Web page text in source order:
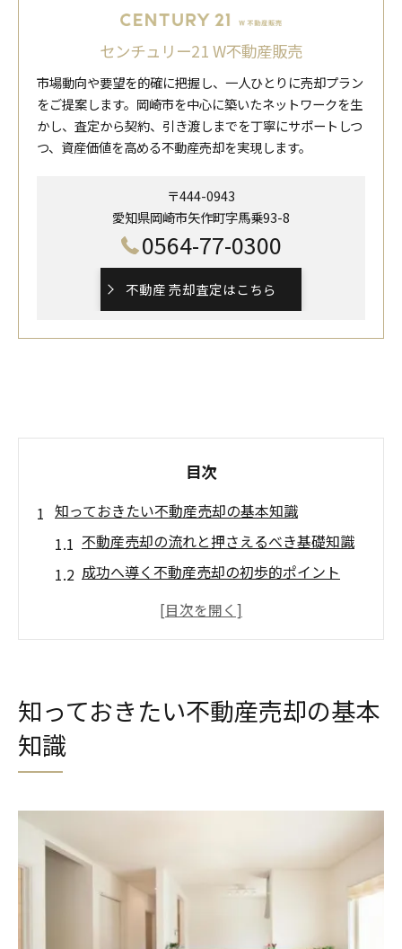
センチュリー21 W不動産販売
市場動向や要望を的確に把握し、一人ひとりに売却プラン
をご提案します。岡崎市を中心に築いたネットワークを生
かし、査定から契約、引き渡しまでを丁寧にサポートしつ
つ、資産価値を高める不動産売却を実現します。
〒444-0943
愛知県岡崎市矢作町字馬乗93-8
0564-77-0300
不動産 売却査定はこちら
目次
知っておきたい不動産売却の基本知識
不動産売却の流れと押さえるべき基礎知識
成功へ導く不動産売却の初歩的ポイント
岡崎市で不動産売却を始める際の重要事項
岡崎市の市場で売却を有利に進めるコツ
不動産売却で有利に進めるための市場分析
市場動向を活かした不動産売却の具体的な
売却競争に勝つための不動産売却の秘訣
岡崎市で失敗しない不動産売却のポイント
初めてでも安心な不動産売却の流れ解説
知っておきたい不動産売却の基本
知識